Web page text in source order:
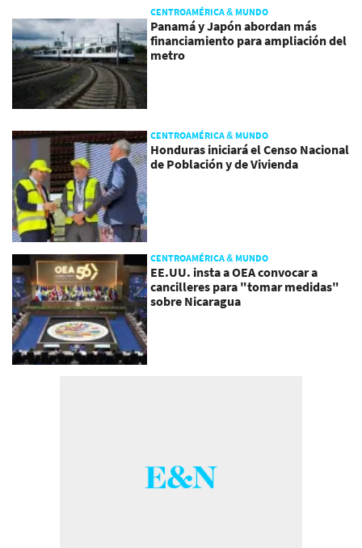
CENTROAMÉRICA & MUNDO
Panamá y Japón abordan más
financiamiento para ampliación del
metro
CENTROAMÉRICA & MUNDO
Honduras iniciará el Censo Nacional
de Población y de Vivienda
CENTROAMÉRICA & MUNDO
EE.UU. insta a OEA convocar a
cancilleres para "tomar medidas"
sobre Nicaragua